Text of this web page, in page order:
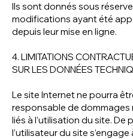
Ils sont donnés sous
modifications ayant été
depuis leur mise en ligne.
4. LIMITATIONS
SUR LES DONNÉES
Le site Internet ne pourra
responsable de dommages
liés à l’utilisation du site. De
l’utilisateur du site